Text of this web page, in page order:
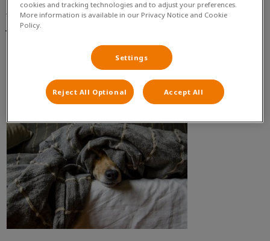
Als angst voor vuurwerk niet wordt behandeld kan het elk
jaar erger worden. Jouw huisdier kan angst ontwikkelen voor
stress heeft en hierdoor erg ongelukkig is.
schuilplaats
cookies and tracking technologies and to adjust your preferences.
More information is available in our Privacy Notice and Cookie
Policy.
Settings
Reject All Optional Accept All